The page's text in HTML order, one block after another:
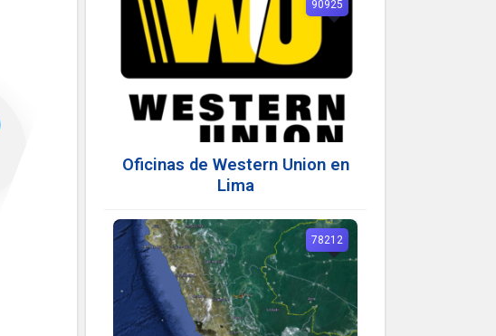
Oficinas de Western Union en
Lima
90925
78212